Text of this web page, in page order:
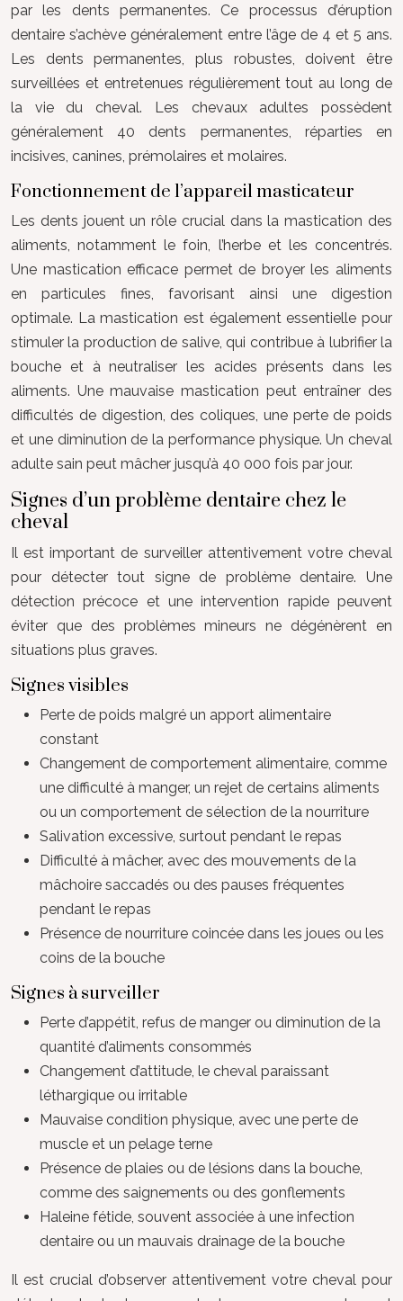
par les dents permanentes. Ce processus d’éruption
dentaire s’achève généralement entre l’âge de 4 et 5 ans.
Les dents permanentes, plus robustes, doivent être
surveillées et entretenues régulièrement tout au long de
la vie du cheval. Les chevaux adultes possèdent
généralement 40 dents permanentes, réparties en
incisives, canines, prémolaires et molaires.
Fonctionnement de l’appareil masticateur
Les dents jouent un rôle crucial dans la mastication des
aliments, notamment le foin, l’herbe et les concentrés.
Une mastication efficace permet de broyer les aliments
en particules fines, favorisant ainsi une digestion
optimale. La mastication est également essentielle pour
stimuler la production de salive, qui contribue à lubrifier la
bouche et à neutraliser les acides présents dans les
aliments. Une mauvaise mastication peut entraîner des
difficultés de digestion, des coliques, une perte de poids
et une diminution de la performance physique. Un cheval
adulte sain peut mâcher jusqu’à 40 000 fois par jour.
Signes d’un problème dentaire chez le
cheval
Il est important de surveiller attentivement votre cheval
pour détecter tout signe de problème dentaire. Une
détection précoce et une intervention rapide peuvent
éviter que des problèmes mineurs ne dégénèrent en
situations plus graves.
Signes visibles
Perte de poids malgré un apport alimentaire
constant
Changement de comportement alimentaire, comme
une difficulté à manger, un rejet de certains aliments
ou un comportement de sélection de la nourriture
Salivation excessive, surtout pendant le repas
Difficulté à mâcher, avec des mouvements de la
mâchoire saccadés ou des pauses fréquentes
pendant le repas
Présence de nourriture coincée dans les joues ou les
coins de la bouche
Signes à surveiller
Perte d’appétit, refus de manger ou diminution de la
quantité d’aliments consommés
Changement d’attitude, le cheval paraissant
léthargique ou irritable
Mauvaise condition physique, avec une perte de
muscle et un pelage terne
Présence de plaies ou de lésions dans la bouche,
comme des saignements ou des gonflements
Haleine fétide, souvent associée à une infection
dentaire ou un mauvais drainage de la bouche
Il est crucial d’observer attentivement votre cheval pour